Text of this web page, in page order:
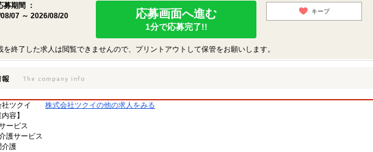
募期間 ：
07 ～ 2026/08/20
応募画面へ進む
1分で応募完了!!
キープ
終了した求人は閲覧できませんので、プリントアウトして保管をお願いします。
ツクイ
株式会社ツクイの他の求人をみる
内容】
ービス
護サービス
護